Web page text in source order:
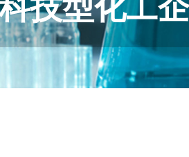
光引发剂等